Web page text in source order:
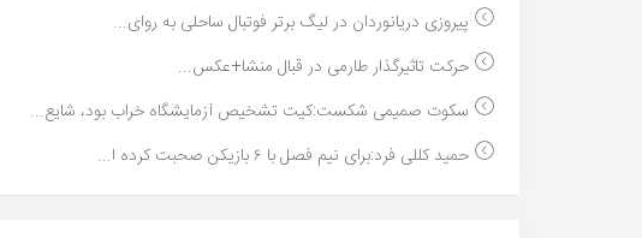
پیروزی دریانوردان در لیگ برتر فوتبال ساحلی به روای...
حرکت تاثیرگذار طارمی در قبال منشا+عکس...
سکوت صمیمی شکست:کیت تشخیص آزمایشگاه خراب بود، شایع...
حمید کللی فرد:برای نیم فصل با ۶ بازیکن صحبت کرده ا...